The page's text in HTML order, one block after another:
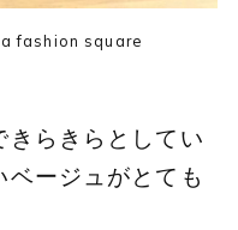
fashion square
らきらとしてい
ージュがとても